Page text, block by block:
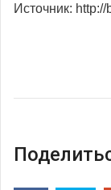
Источник: http://